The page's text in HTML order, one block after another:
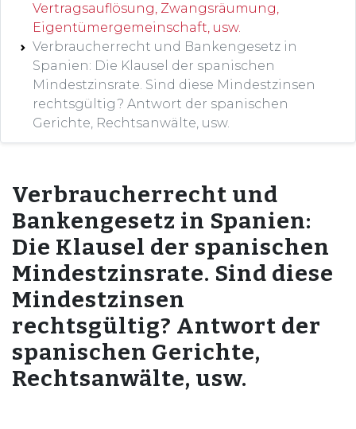
Vertragsauflösung, Zwangsräumung,
Eigentümergemeinschaft, usw.
Verbraucherrecht und Bankengesetz in
Spanien: Die Klausel der spanischen
Mindestzinsrate. Sind diese Mindestzinsen
rechtsgültig? Antwort der spanischen
Gerichte, Rechtsanwälte, usw.
Verbraucherrecht und
Bankengesetz in Spanien:
Die Klausel der spanischen
Mindestzinsrate. Sind diese
Mindestzinsen
rechtsgültig? Antwort der
spanischen Gerichte,
Rechtsanwälte, usw.